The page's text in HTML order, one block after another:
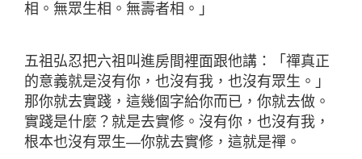
相。無眾生相。無壽者相。」
五祖弘忍把六祖叫進房間裡面跟他講：「禪真正
的意義就是沒有你，也沒有我，也沒有眾生。」
那你就去實踐，這幾個字給你而已，你就去做。
實踐是什麼？就是去實修。沒有你，也沒有我，
根本也沒有眾生—你就去實修，這就是禪。